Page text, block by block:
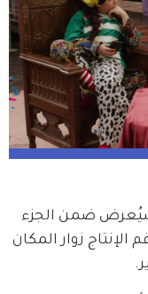
ضمن الجزء
زوار المكان